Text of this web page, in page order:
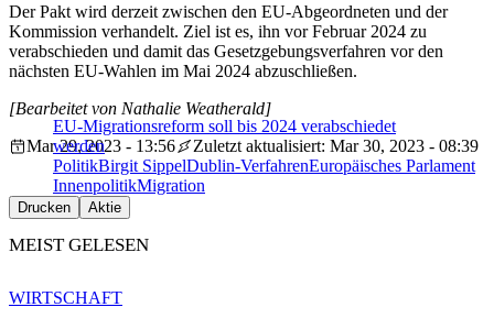
Der Pakt wird derzeit zwischen den EU-Abgeordneten und der
Kommission verhandelt. Ziel ist es, ihn vor Februar 2024 zu
verabschieden und damit das Gesetzgebungsverfahren vor den
nächsten EU-Wahlen im Mai 2024 abzuschließen.
EU-Migrationsreform soll bis 2024 verabschiedet
werden
[Bearbeitet von Nathalie Weatherald]
Mar 29, 2023 - 13:56
Zuletzt aktualisiert: Mar 30, 2023 - 08:39
PolitikBirgit SippelDublin-VerfahrenEuropäisches Parlament
InnenpolitikMigration
Drucken Aktie
MEIST GELESEN
WIRTSCHAFT